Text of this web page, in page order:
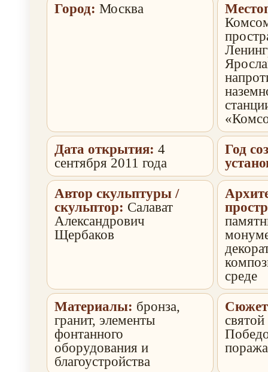
Город: Москва
Дата открытия: 4
сентября 2011 года
Год
Автор скульптуры /
скульптор: Салават
Александрович
Щербаков
среде
Материалы: бронза,
гранит, элементы
фонтанного
оборудования и
благоустройства